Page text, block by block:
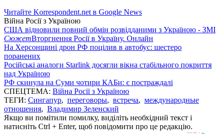
Читайте Korrespondent.net в Google News
Війна Росії з Україною
США відновили повний обмін розвідданими з Україною - ЗМІ
СюжетВторгнення Росії в Україну. Онлайн
На Херсонщині дрон РФ поцілив в автобус: шестеро
поранених
Російські аналоги Starlink досягли вікна стабільного покриття
над Україною
РФ скинула на Суми чотири КАБи: є постраждалі
СПЕЦТЕМА: Війна Росії з Україною
ТЕГИ: Сингапур, переговоры, встреча, международные
отношения, Владимир Зеленский
Якщо ви помітили помилку, виділіть необхідний текст і
натисніть Ctrl + Enter, щоб повідомити про це редакцію.